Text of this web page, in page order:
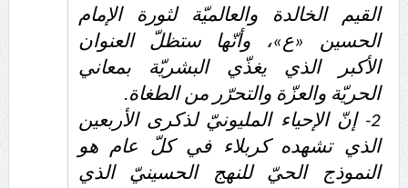
القيم الخالدة والعالميّة لثورة الإمام
الحسين «ع»، وأنّها ستظلّ العنوان
الأكبر الذي يغذّي البشريّة بمعاني
الحريّة والعزّة والتحرّر من الطغاة.
2- إنّ الإحياء المليونيّ لذكرى الأربعين
الذي تشهده كربلاء في كلّ عام هو
النموذج الحيّ للنهج الحسينيّ الذي